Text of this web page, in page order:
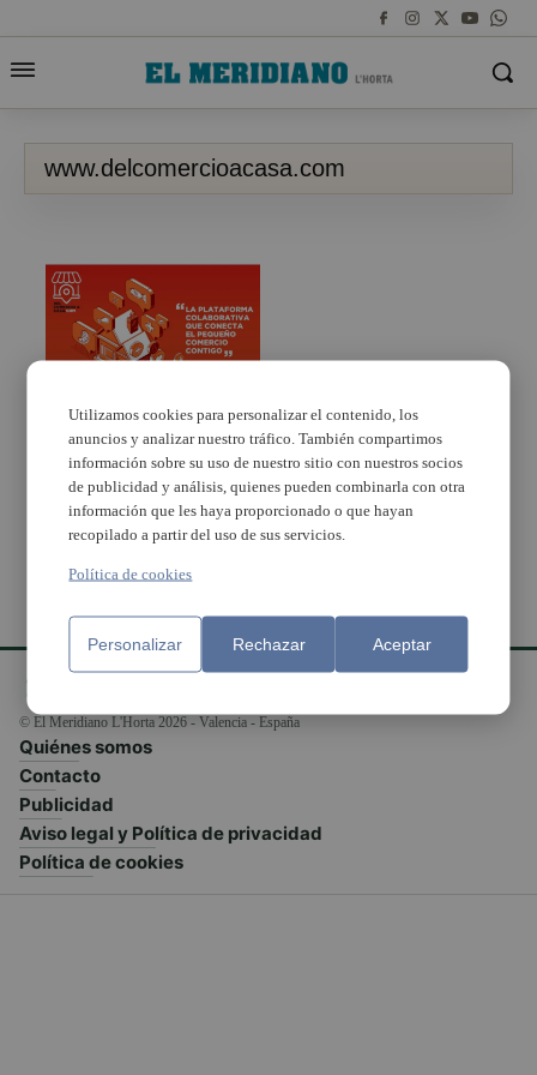
www.delcomercioacasa.com
Nace la plataforma
solidaria
www.delcomercioacasa.com
© El Meridiano L'Horta 2026 - Valencia - España
Quiénes somos
Contacto
Publicidad
Aviso legal y Política de privacidad
Política de cookies
Utilizamos cookies para personalizar el contenido, los
anuncios y analizar nuestro tráfico. También compartimos
información sobre su uso de nuestro sitio con nuestros socios
de publicidad y análisis, quienes pueden combinarla con otra
información que les haya proporcionado o que hayan
recopilado a partir del uso de sus servicios.
Política de cookies
Personalizar Rechazar Aceptar